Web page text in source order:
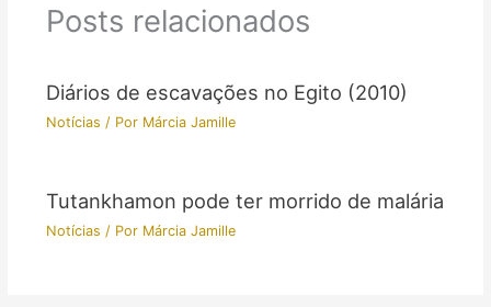
Posts relacionados
Diários de escavações no Egito (2010)
Notícias / Por Márcia Jamille
Tutankhamon pode ter morrido de malária
Notícias / Por Márcia Jamille